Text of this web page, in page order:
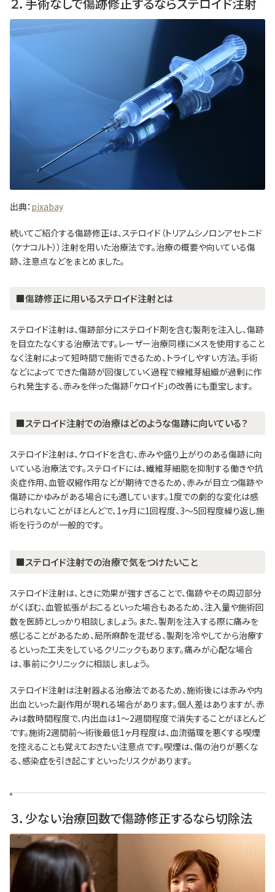
出典： pixabay
続いてご紹介する傷跡修正は、ステロイド（トリアムシノロンアセトニド
（ケナコルト））注射を用いた治療法です。治療の概要や向いている傷
跡、注意点などをまとめました。
■傷跡修正に用いるステロイド注射とは
ステロイド注射は、傷跡部分にステロイド剤を含む製剤を注入し、傷跡
を目立たなくする治療法です。レーザー治療同様にメスを使用すること
なく注射によって短時間で施術できるため、トライしやすい方法。手術
などによってできた傷跡が回復していく過程で線維芽組織が過剰に作
られ発生する、赤みを伴った傷跡「ケロイド」の改善にも重宝します。
■ステロイド注射での治療はどのような傷跡に向いている？
ステロイド注射は、ケロイドを含む、赤みや盛り上がりのある傷跡に向
いている治療法です。ステロイドには、繊維芽細胞を抑制する働きや抗
炎症作用、血管収縮作用などが期待できるため、赤みが目立つ傷跡や
傷跡にかゆみがある場合にも適しています。1度での劇的な変化は感
じられないことがほとんどで、1ヶ月に1回程度、3～5回程度繰り返し施
術を行うのが一般的です。
■ステロイド注射での治療で気をつけたいこと
ステロイド注射は、ときに効果が強すぎることで、傷跡やその周辺部分
がくぼむ、血管拡張がおこるといった場合もあるため、注入量や施術回
数を医師としっかり相談しましょう。また、製剤を注入する際に痛みを
感じることがあるため、局所麻酔を混ぜる、製剤を冷やしてから治療す
るといった工夫をしているクリニックもあります。痛みが心配な場合
は、事前にクリニックに相談しましょう。
ステロイド注射は注射器よる治療法であるため、施術後には赤みや内
出血といった副作用が現れる場合があります。個人差はありますが、赤
みは数時間程度で、内出血は1～2週間程度で消失することがほとんど
です。施術2週間前～術後最低1ヶ月程度は、血流循環を悪くする喫煙
を控えることも覚えておきたい注意点です。喫煙は、傷の治りが悪くな
る、感染症を引き起こすといったリスクがあります。
３．少ない治療回数で傷跡修正するなら切除法